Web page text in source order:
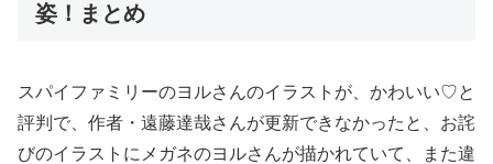
姿！まとめ
スパイファミリーのヨルさんのイラストが、かわいい♡と
評判で、作者・遠藤達哉さんが更新できなかったと、お詫
びのイラストにメガネのヨルさんが描かれていて、また違